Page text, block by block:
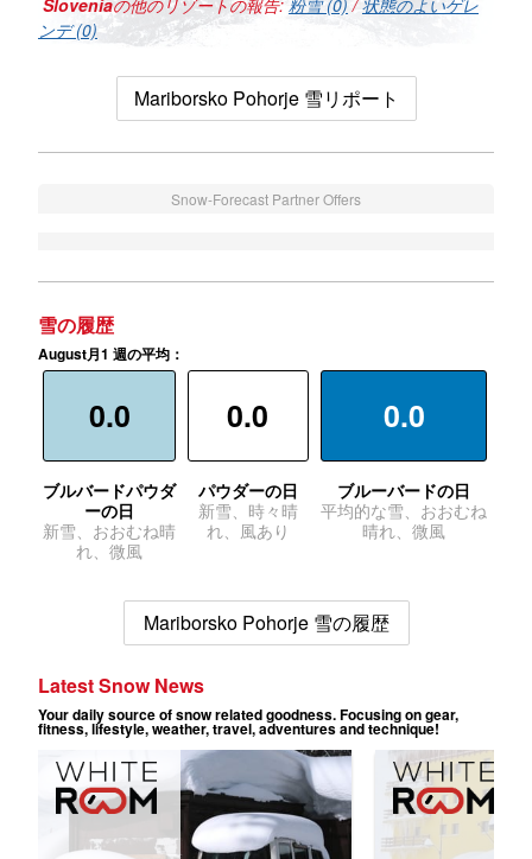
Sloveniaの他のリゾートの報告: 粉雪 (0) /状態のよいゲレ
ンデ (0)
Mariborsko Pohorje 雪リポート
Snow-Forecast Partner Offers
雪の履歴
August月1 週の平均：
0.0
ブルバードパウダ
ーの日
新雪、おおむね晴
れ、微風
0.0
パウダーの日
新雪、時々晴
れ、風あり
0.0
ブルーバードの日
平均的な雪、おおむね
晴れ、微風
Mariborsko Pohorje 雪の履歴